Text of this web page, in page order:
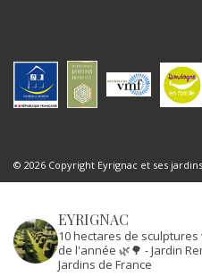
© 2026 Copyright Eyrignac et ses
EYRIGNAC
10 hectares de
de l'année 🌿🌳 - Jardin
Jardins de France